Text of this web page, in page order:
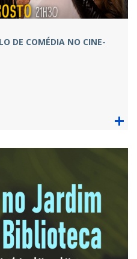
DE COMÉDIA NO CINE-